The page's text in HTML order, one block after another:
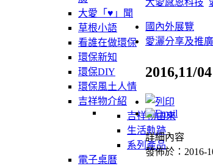
大愛「♥」聞
草根小語
看誰在做環保
環保新知
環保DIY
環保風土人情
吉祥物介紹
吉祥物由來
生活軌跡
系列產品
電子桌曆
國內外展覽
愛灑分享及推廣
2016,11/
詳細內容
發佈於：2016-